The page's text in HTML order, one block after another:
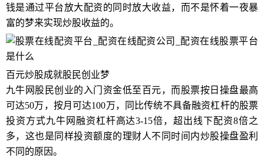
钱是通过平台放大配资的同时放大收益，而不是怀着一夜暴
富的梦来实现炒股收益的。
百元炒股成就股民创业梦
九牛网股民创业的入门资金低至百元，而股票按日操盘最高
可达50万，按月可达100万，同比传统不具备融资杠杆的股票
投资方式九牛网融资杠杆高达3-15倍，超出线下配资8倍之
多，这也是同样投资额度的理财人不同时间内炒股操盘盈利
不同的原因。